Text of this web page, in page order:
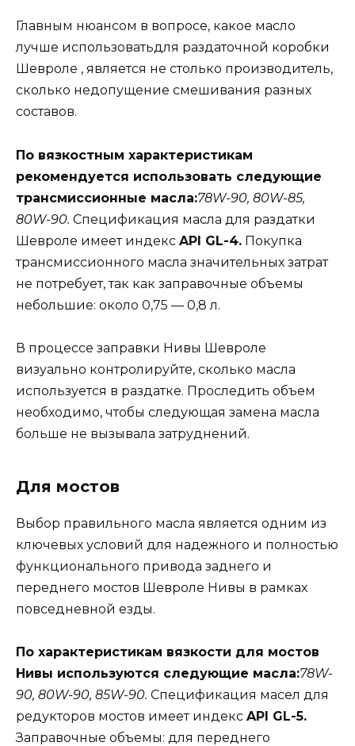
Главным нюансом в вопросе, какое масло
лучше использоватьдля раздаточной коробки
Шевроле , является не столько производитель,
сколько недопущение смешивания разных
составов.
По вязкостным характеристикам
рекомендуется использовать следующие
трансмиссионные масла:78W-90, 80W-85,
80W-90. Спецификация масла для раздатки
Шевроле имеет индекс API GL-4. Покупка
трансмиссионного масла значительных затрат
не потребует, так как заправочные объемы
небольшие: около 0,75 — 0,8 л.
В процессе заправки Нивы Шевроле
визуально контролируйте, сколько масла
используется в раздатке. Проследить объем
необходимо, чтобы следующая замена масла
больше не вызывала затруднений.
Для мостов
Выбор правильного масла является одним из
ключевых условий для надежного и полностью
функционального привода заднего и
переднего мостов Шевроле Нивы в рамках
повседневной езды.
По характеристикам вязкости для мостов
Нивы используются следующие масла:78W-
90, 80W-90, 85W-90. Спецификация масел для
редукторов мостов имеет индекс API GL-5.
Заправочные объемы: для переднего